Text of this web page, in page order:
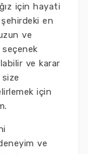
için hayati
en
ve
ve karar
için
ve